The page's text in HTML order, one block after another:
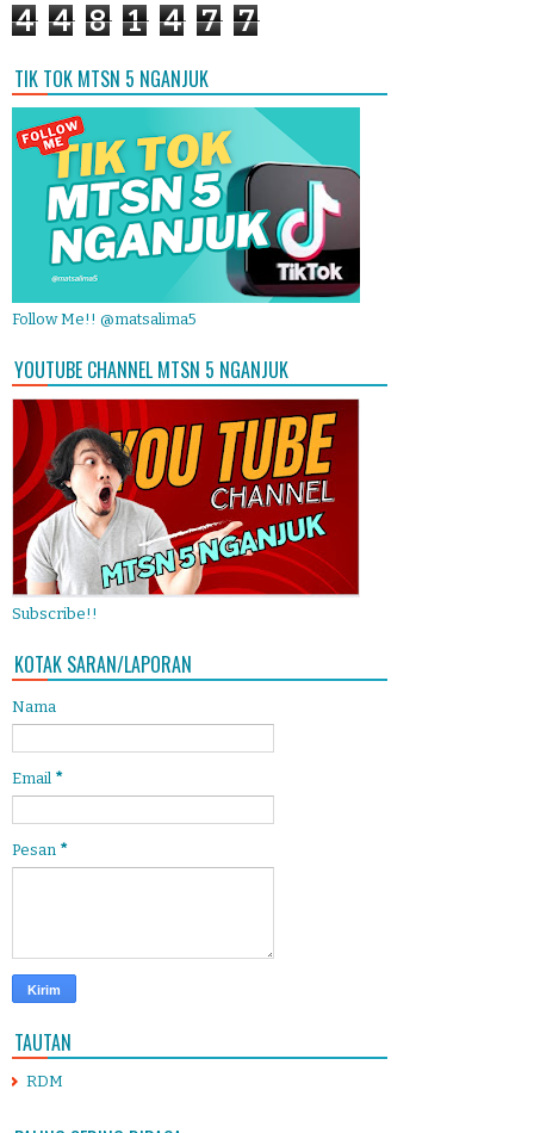
4 4 8 1 4 7 7
TIK TOK MTSN 5 NGANJUK
Follow Me!! @matsalima5
YOUTUBE CHANNEL MTSN 5 NGANJUK
Subscribe!!
KOTAK SARAN/LAPORAN
Nama
Email *
Pesan *
TAUTAN
RDM